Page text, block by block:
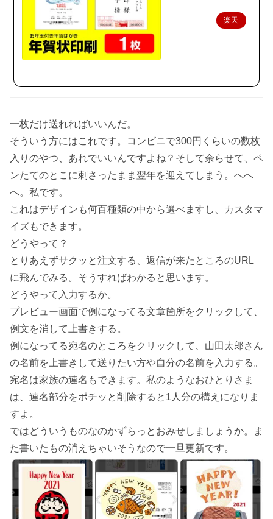
楽天
一枚だけ送れればいいんだ。
そういう方にはこれです。コンビニで300円くらいの数枚
入りのやつ、あれでいいんですよね？そして余らせて、ペ
ンたてのとこに刺さったまま翌年を迎えてしまう。へへ
へ。私です。
これはデザインも何百種類の中から選べますし、カスタマ
イズもできます。
どうやって？
とりあえずサクッと注文する、返信が来たところのURL
に飛んでみる。そうすればわかると思います。
どうやって入力するか。
プレビュー画面で例になってる文章箇所をクリックして、
例文を消して上書きする。
例になってる宛名のところをクリックして、山田太郎さん
の名前を上書きして送りたい方や自分の名前を入力する。
宛名は家族の連名もできます。私のようなおひとりさま
は、連名部分をポチッと削除すると1人分の構えになりま
すよ。
ではどういうものなのかずらっとおみせしましょうか。ま
た書いたもの消えちゃいそうなので一旦更新です。